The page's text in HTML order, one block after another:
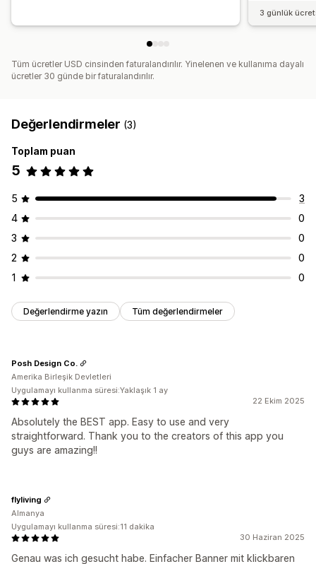
3 günlük
Tüm ücretler USD cinsinden faturalandırılır. Yinelenen ve kullanıma dayalı
ücretler 30 günde bir faturalandırılır.
Değerlendirmeler (3)
Toplam puan
5
5
3
4
0
3
0
2
0
1
0
Değerlendirme yazın Tüm değerlendirmeler
22 Ekim 2025
Absolutely the BEST app. Easy to use and very
straightforward. Thank you to the creators of this app you
guys are amazing!!
Posh Design Co.
Amerika Birleşik Devletleri
Uygulamayı kullanma süresi:Yaklaşık 1 ay
30 Haziran 2025
Genau was ich gesucht habe. Einfacher Banner mit klickbaren
flyliving
Almanya
Uygulamayı kullanma süresi:11 dakika